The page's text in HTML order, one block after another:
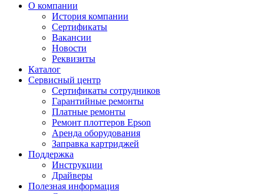
О компании
История компании
Сертификаты
Вакансии
Новости
Реквизиты
Каталог
Сервисный центр
Сертификаты сотрудников
Гарантийные ремонты
Платные ремонты
Ремонт плоттеров Epson
Аренда оборудования
Заправка картриджей
Поддержка
Инструкции
Драйверы
Полезная информация